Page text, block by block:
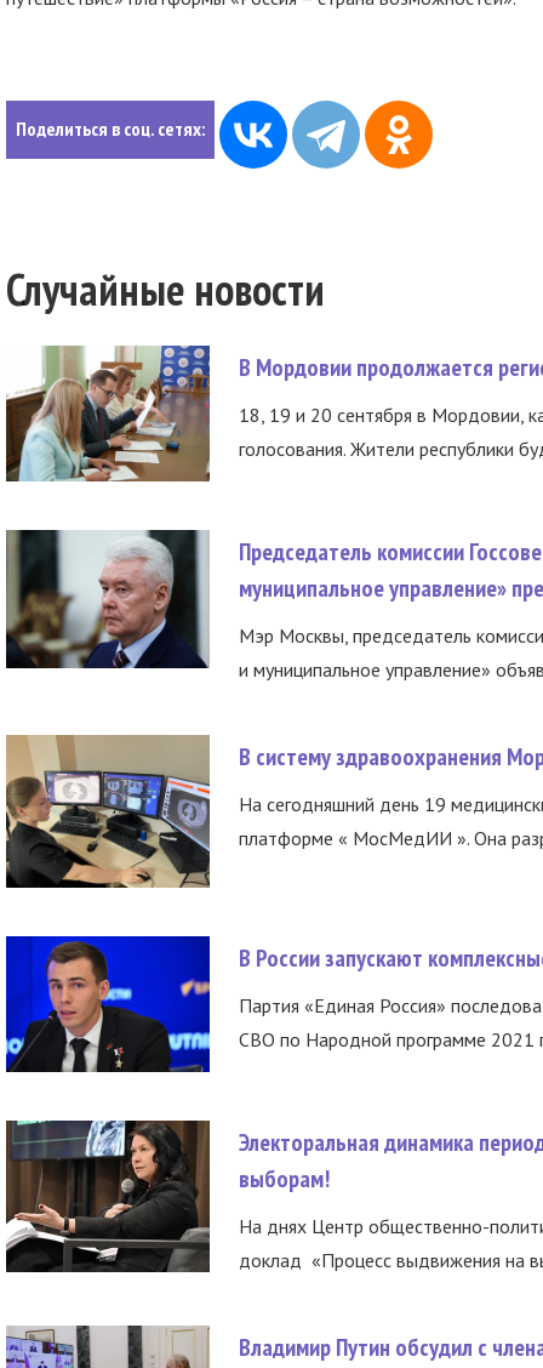
Поделиться в соц. сетях:
Случайные новости
В Мордовии продолжается
18, 19 и 20 сентября в Мордовии,
голосования. Жители республики
Председатель комиссии
муниципальное управление»
Мэр Москвы, председатель
и муниципальное управление»
В систему здравоохранения
На сегодняшний день 19
платформе « МосМедИИ ». Она
В России запускают
Партия «Единая Россия»
СВО по Народной программе 2021
Электоральная динамика
выборам!
На днях Центр общественно-
доклад «Процесс выдвижения на
Владимир Путин обсудил с